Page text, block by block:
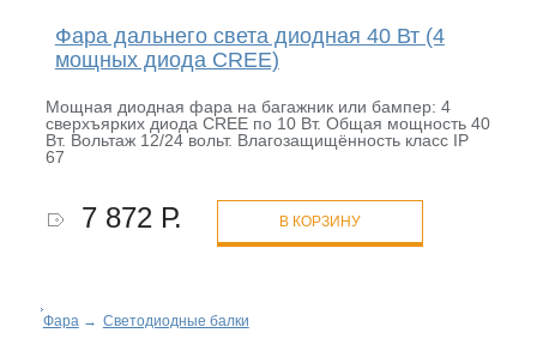
Фара дальнего света диодная 40 Вт (4
мощных диода CREE)
Мощная диодная фара на багажник или бампер: 4
сверхъярких диода CREE по 10 Вт. Общая мощность 40
Вт. Вольтаж 12/24 вольт. Влагозащищённость класс IP
67
7 872 Р. В КОРЗИНУ
Фара→ Светодиодные балки